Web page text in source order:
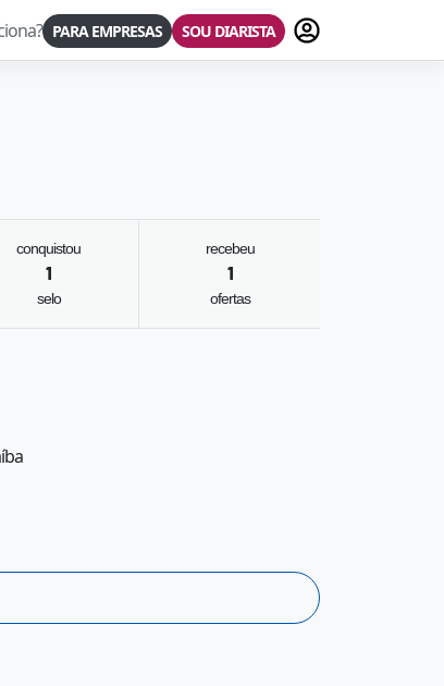
PARA EMPRESAS SOU DIARISTA Fazer login
conquistou
1
selo
recebeu
1
ofertas